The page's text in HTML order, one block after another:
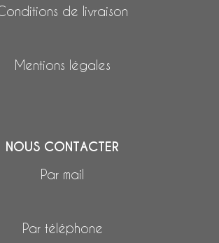
de livraison
Mentions légales
NOUS CONTACTER
Par mail
Par téléphone